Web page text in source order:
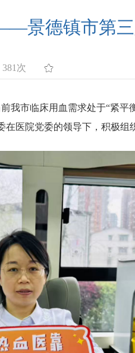
景德镇市第
381次
我市临床用血需求处于“紧
医院党委的领导下，积极组